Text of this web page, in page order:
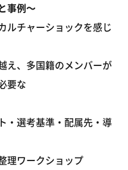
事例～
ルチャーショックを感じ
え、多国籍のメンバーが
要な
・選考基準・配属先・導
理ワークショップ